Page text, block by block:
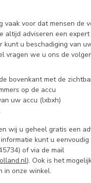
vaak voor dat mensen de
altijd adviseren een
kunt u beschadiging van
vragen we u ons de
bovenkant met de
op de accu
uw accu (lxbxh)
wij u geheel gratis een
kunt u
of via de mail
). Ook is het
in onze winkel.